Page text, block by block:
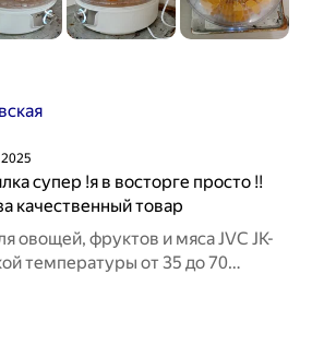
2025
супер !я в восторге просто !!
качественный товар
овощей, фруктов и мяса JVC JK-
температуры от 35 до 70
поддонов, 380 Вт